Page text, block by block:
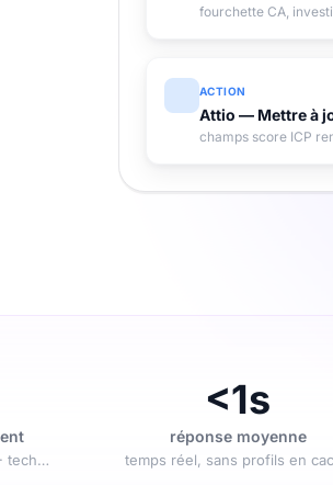
fourchette CA,
ACTION
Attio — Mettre à
champs score ICP
tech…
<1s
réponse moyenne
temps réel, sans profils en